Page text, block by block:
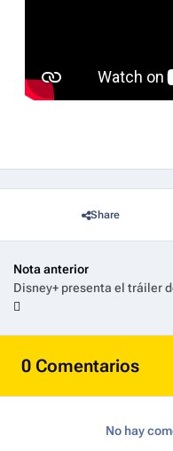
Share
Nota anterior
0 Comentarios
No hay